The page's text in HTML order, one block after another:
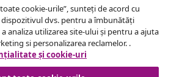
cookie-urile”, sunteți de acord cu
dvs. pentru a îmbunătăți
analiza utilizarea site-ului și pentru a ajuta
si personalizarea reclamelor. .
și cookie-uri